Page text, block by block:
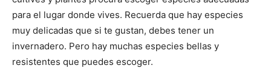
para el lugar donde vives. Recuerda que hay especies
muy delicadas que si te gustan, debes tener un
invernadero. Pero hay muchas especies bellas y
resistentes que puedes escoger.